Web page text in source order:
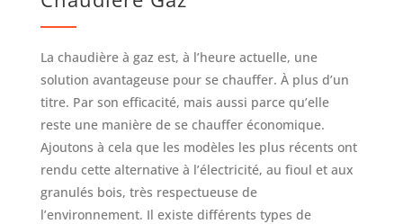
La chaudière à gaz est, à l’heure actuelle, une
solution avantageuse pour se chauffer. À plus d’un
titre. Par son efficacité, mais aussi parce qu’elle
reste une manière de se chauffer économique.
Ajoutons à cela que les modèles les plus récents ont
rendu cette alternative à l’électricité, au fioul et aux
granulés bois, très respectueuse de
l’environnement. Il existe différents types de